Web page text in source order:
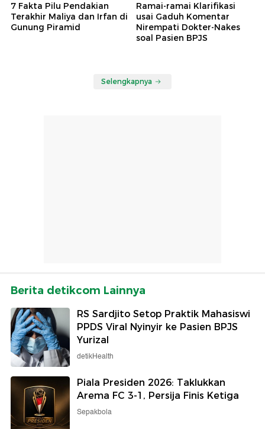
7 Fakta Pilu Pendakian
Terakhir Maliya dan Irfan di
Gunung Piramid
Ramai-ramai Klarifikasi
usai Gaduh Komentar
Nirempati Dokter-Nakes
soal Pasien BPJS
Selengkapnya
Berita detikcom Lainnya
RS Sardjito Setop Praktik Mahasiswi
PPDS Viral Nyinyir ke Pasien BPJS
Yurizal
detikHealth
Piala Presiden 2026: Taklukkan
Arema FC 3-1, Persija Finis Ketiga
Sepakbola